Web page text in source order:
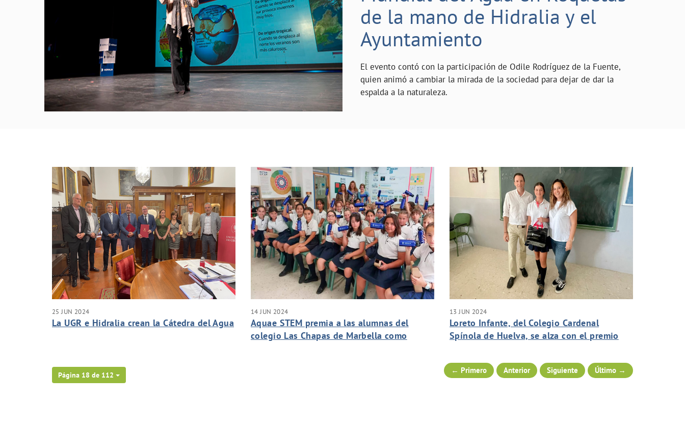
de la mano de Hidralia y el
Ayuntamiento
El evento contó con la participación de Odile Rodríguez de la Fuente,
quien animó a cambiar la mirada de la sociedad para dejar de dar la
espalda a la naturaleza.
25 JUN 2024
La UGR e Hidralia crean la Cátedra del Agua
14 JUN 2024
Aquae STEM premia a las alumnas del
colegio Las Chapas de Marbella como
13 JUN 2024
Loreto Infante, del Colegio Cardenal
Spínola de Huelva, se alza con el premio
Inteligente
Página 18 de 112
← Primero Anterior Siguiente Último →